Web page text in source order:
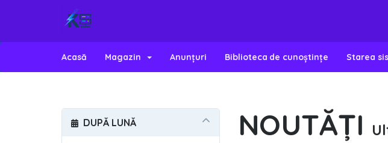
Acasă Magazin Anunțuri Biblioteca de cunoștințe Starea
NOUTĂȚI
DUPĂ LUNĂ